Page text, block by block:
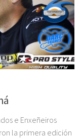
e Enxeñeiros
la primera edición